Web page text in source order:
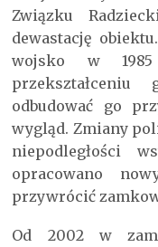
Związku
dewastację
wojsko w
odbudować go
wygląd. Zmiany
niepodległości
opracowano
przywrócić
Od 2002 w